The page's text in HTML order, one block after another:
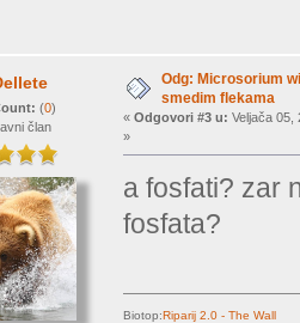
(0)
član
Odg: Microsorium
smedim flekama
« Odgovori #3 u: Veljača 05,
»
a fosfati? zar
fosfata?
Biotop:Riparij 2.0 - The Wall